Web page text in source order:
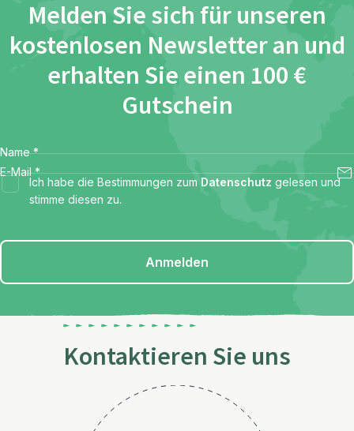
Melden Sie sich für unseren
kostenlosen Newsletter an und
erhalten Sie einen 100 €
Gutschein
Name *
E-Mail *
Ich habe die Bestimmungen zum Datenschutz gelesen und
stimme diesen zu.
Anmelden
Kontaktieren Sie uns